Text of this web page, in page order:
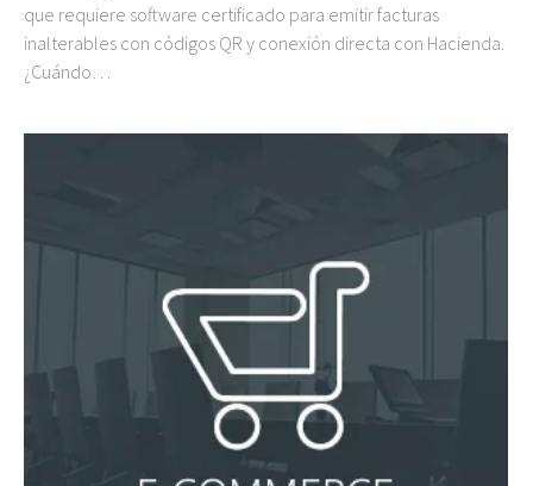
que requiere software certificado para emitir facturas
inalterables con códigos QR y conexión directa con Hacienda.
¿Cuándo…